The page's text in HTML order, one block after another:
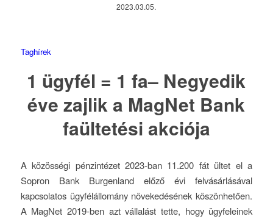
2023.03.05.
Taghírek
1 ügyfél = 1 fa– Negyedik
éve zajlik a MagNet Bank
faültetési akciója
A közösségi pénzintézet 2023-ban 11.200 fát ültet el a
Sopron Bank Burgenland előző évi felvásárlásával
kapcsolatos ügyfélállomány növekedésének köszönhetően.
A MagNet 2019-ben azt vállalást tette, hogy ügyfeleinek